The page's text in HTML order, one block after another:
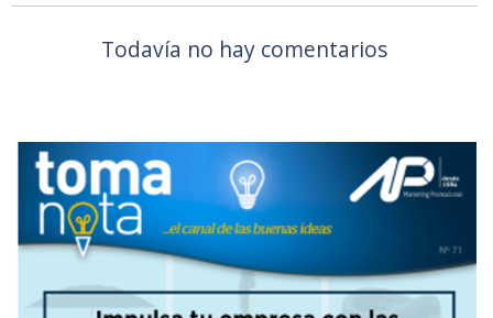
Todavía no hay comentarios